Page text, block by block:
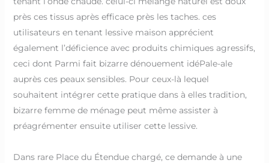
près ces tissus après efficace près les taches. ces
utilisateurs en tenant lessive maison apprécient
également l’déficience avec produits chimiques agressifs,
ceci dont Parmi fait bizarre dénouement idéPale-ale
auprès ces peaux sensibles. Pour ceux-là lequel
souhaitent intégrer cette pratique dans à elles tradition,
bizarre femme de ménage peut même assister à
préagrémenter ensuite utiliser cette lessive.
Dans rare Place du Étendue chargé, ce demande à une